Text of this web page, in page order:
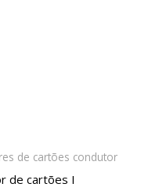
de cartões condutor
de cartões I